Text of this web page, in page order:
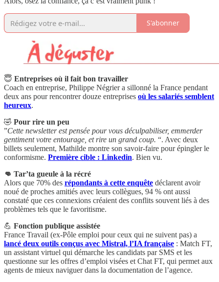
S'abonner
😇 Entreprises où il fait bon travailler
Coach en entreprise, Philippe Négrier a sillonné la France pendant
deux ans pour rencontrer douze entreprises où les salariés semblent
heureux.
🤣 Pour rire un peu
”Cette newsletter est pensée pour vous déculpabiliser, emmerder
gentiment votre entourage, et rire un grand coup. “. Avec deux
billets seulement, Mathilde montre son savoir-faire pour épingler le
conformisme. Première cible : Linkedin. Bien vu.
👊 Tar’ta gueule à la récré
Alors que 70% des répondants à cette enquête déclarent avoir
noué de proches amitiés avec leurs collègues, 94 % ont aussi
constaté que ces connexions créaient des conflits souvent liés à des
problèmes tels que le favoritisme.
💪 Fonction publique assistée
France Travail (ex-Pôle emploi pour ceux qui ne suivent pas) a
lancé deux outils conçus avec Mistral, l’IA française : Match FT,
un assistant virtuel qui démarche les candidats par SMS et les
questionne sur les offres d’emploi visées et Chat FT, qui permet aux
agents de mieux naviguer dans la documentation de l’agence.